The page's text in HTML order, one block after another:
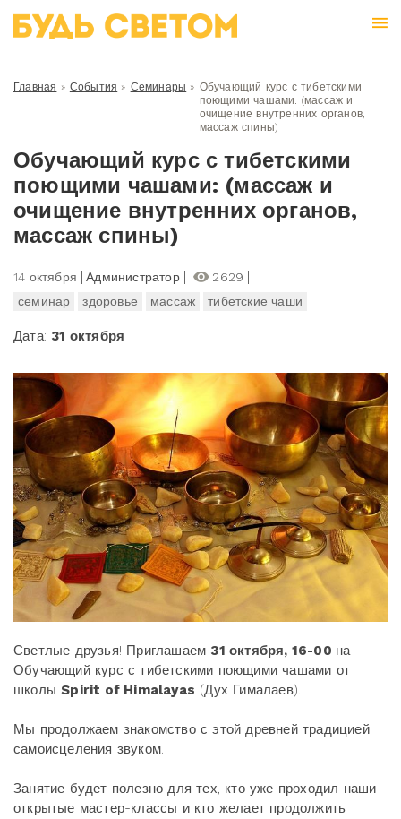
Главная » События » Семинары » Обучающий курс с тибетскими
поющими чашами: (массаж и
очищение внутренних органов,
массаж спины)
Обучающий курс с тибетскими
поющими чашами: (массаж и
очищение внутренних органов,
массаж спины)
14 октября Администратор
2629
семинар
здоровье массаж тибетские чаши
Дата: 31 октября
Светлые друзья! Приглашаем 31 октября, 16-00 на
Обучающий курс с тибетскими поющими чашами от
школыSpirit of Himalayas (Дух Гималаев).
Мы продолжаем знакомство с этой древней традицией
самоисцеления звуком.
Занятие будет полезно для тех, кто уже проходил наши
открытые мастер-классы и кто желает продолжить